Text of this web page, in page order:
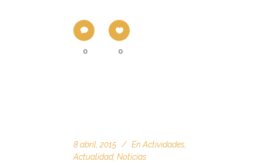
0 0
8 abril, 2015 En Actividades
Actualidad, Noticias